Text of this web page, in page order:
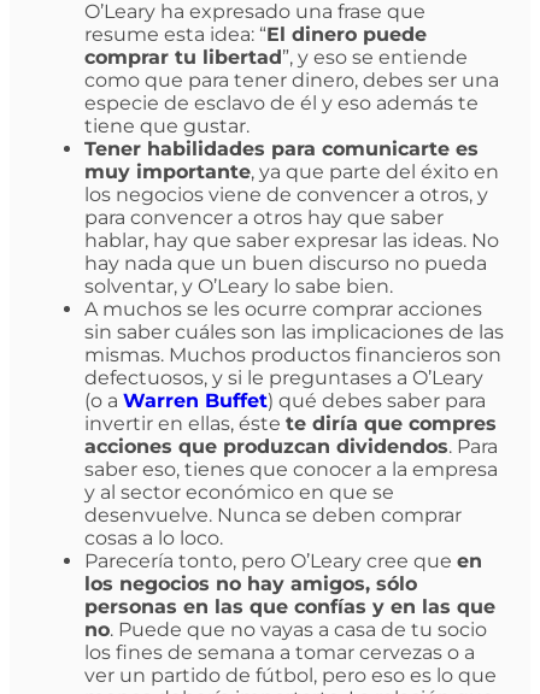
O’Leary ha expresado una frase que
resume esta idea: “El dinero puede
comprar tu libertad”, y eso se entiende
como que para tener dinero, debes ser una
especie de esclavo de él y eso además te
tiene que gustar.
Tener habilidades para comunicarte es
muy importante, ya que parte del éxito en
los negocios viene de convencer a otros, y
para convencer a otros hay que saber
hablar, hay que saber expresar las ideas. No
hay nada que un buen discurso no pueda
solventar, y O’Leary lo sabe bien.
A muchos se les ocurre comprar acciones
sin saber cuáles son las implicaciones de las
mismas. Muchos productos financieros son
defectuosos, y si le preguntases a O’Leary
(o a Warren Buffet) qué debes saber para
invertir en ellas, éste te diría que compres
acciones que produzcan dividendos. Para
saber eso, tienes que conocer a la empresa
y al sector económico en que se
desenvuelve. Nunca se deben comprar
cosas a lo loco.
Parecería tonto, pero O’Leary cree que en
los negocios no hay amigos, sólo
personas en las que confías y en las que
no. Puede que no vayas a casa de tu socio
los fines de semana a tomar cervezas o a
ver un partido de fútbol, pero eso es lo que